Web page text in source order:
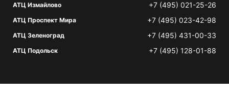
АТЦ Измайлово +7 (495) 021-25-26
АТЦ Проспект Мира +7 (495) 023-42-98
АТЦ Зеленоград +7 (495) 431-00-33
АТЦ Подольск +7 (495) 128-01-88